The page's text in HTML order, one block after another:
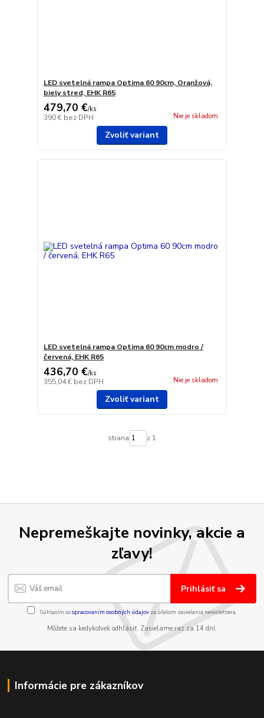
LED svetelná rampa Optima 60 90cm, Oranžová,
biely stred, EHK R65
479,70 €/ks
390 € bez DPH Nie je skladom
Zvoliť variant
LED svetelná rampa Optima 60 90cm modro /
červená, EHK R65
436,70 €/ks
355,04 € bez DPH Nie je skladom
Zvoliť variant
strana z 1
Nepremeškajte novinky, akcie a
zľavy!
Prihlásiť sa
Súhlasím sospracovaním osobných údajov za účelom zasielania newslettera.
Môžete sa kedykoľvek odhlásiť. Zasielame raz za 14 dní.
Informácie pre zákazníkov